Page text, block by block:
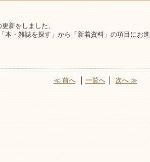
新をしました。
本・雑誌を探す」から「新着資料」の項目にお
≪ 前へ│ 一覧へ│ 次へ ≫